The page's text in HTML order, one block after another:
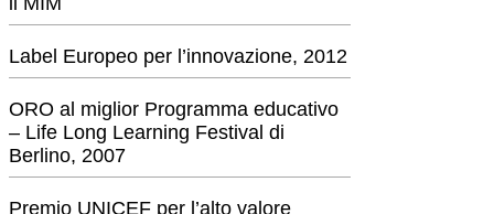
Label Europeo per l’innovazione, 2012
ORO al miglior Programma educativo
– Life Long Learning Festival di
Berlino, 2007
Premio UNICEF per l’alto valore